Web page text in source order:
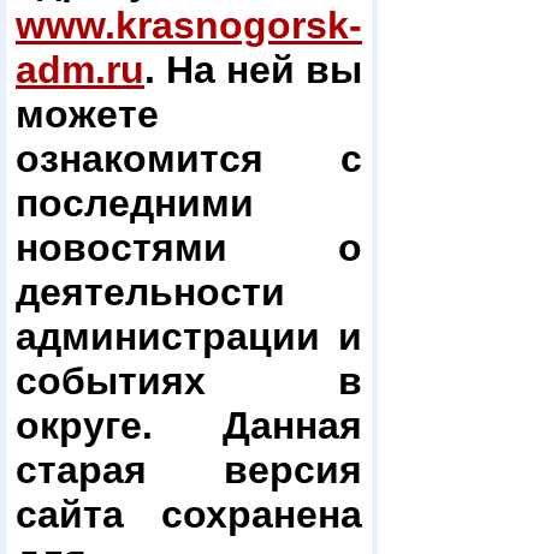
www.krasnogorsk-
adm.ru. На ней вы
можете
ознакомится с
последними
новостями о
деятельности
администрации и
событиях в
округе. Данная
старая версия
сайта сохранена